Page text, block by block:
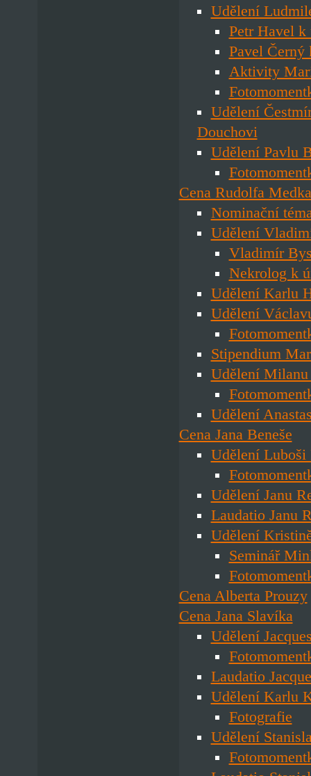
Udělení
Petr Havel k
Pavel Černý
Aktivity
Udělení
Douchovi
Udělení Pavlu
Cena Rudolfa Medka
Nominační
Udělení
Vladimír
Nekrolog k
Udělení Karlu
Udělení
Stipendium
Udělení
Udělení
Cena Jana Beneše
Udělení Luboši
Udělení Janu
Laudatio Janu
Udělení
Seminář
Cena Alberta Prouzy
Cena Jana Slavíka
Udělení
Laudatio
Udělení Karlu
Fotografie
Udělení